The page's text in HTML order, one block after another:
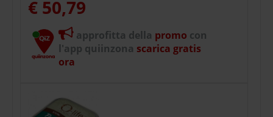
€ 50,79
approfitta della promo con
l'app quiinzona scarica gratis
ora